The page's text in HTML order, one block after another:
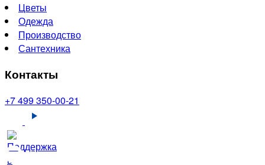
Цветы
Одежда
Производство
Сантехника
Контакты
+7 499 350-00-21